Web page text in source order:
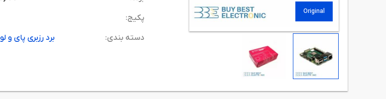
Original
پکیج:
دسته بندی:
برد رزبری پای و